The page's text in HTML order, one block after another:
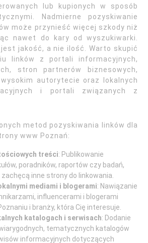
lub kupionych w sposób
Nadmierne pozyskiwanie
może przynieść więcej szkody niż
nawet do kary od wyszukiwarki.
jakość, a nie ilość. Warto skupić
linków z portali informacyjnych,
stron partnerów biznesowych,
autorytecie oraz lokalnych
i portali związanych z
metod pozyskiwania linków dla
www Poznań:
treści: Publikowanie
poradników, raportów czy badań,
inne strony do linkowania.
mediami i blogerami: Nawiązanie
influencerami i blogerami
i branży, która Cię interesuje.
katalogach i serwisach: Dodanie
tematycznych katalogów
informacyjnych dotyczących